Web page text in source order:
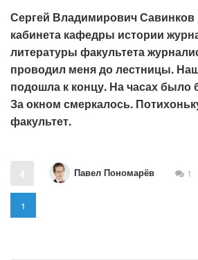
Сергей Владимирович
кабинета кафедры истории
литературы факультета
проводил меня до лестницы.
подошла к концу. На часах было
За окном смеркалось.
факультет.
4 Павел Пономарёв 1
1